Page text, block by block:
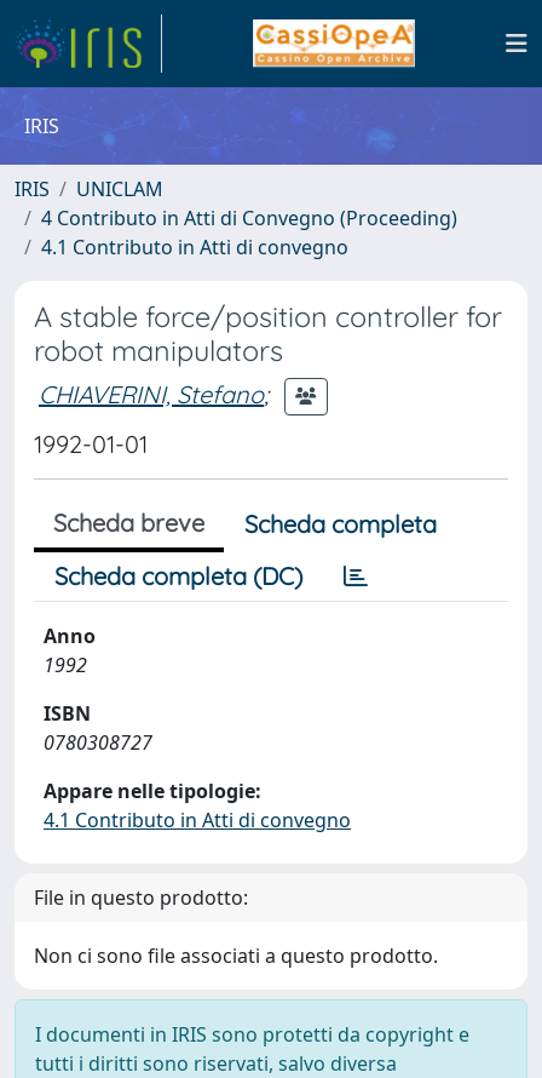
IRIS
IRIS
UNICLAM
4 Contributo in Atti di Convegno (Proceeding)
4.1 Contributo in Atti di convegno
A stable force/position controller for
robot manipulators
CHIAVERINI, Stefano;
1992-01-01
Scheda breve
Scheda completa
Scheda completa (DC)
Anno
1992
ISBN
0780308727
Appare nelle tipologie:
4.1 Contributo in Atti di convegno
File in questo prodotto:
Non ci sono file associati a questo prodotto.
I documenti in IRIS sono protetti da copyright e
tutti i diritti sono riservati, salvo diversa